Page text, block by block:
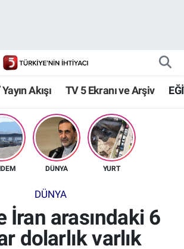
Yayın Akışı TV 5 Ekranı ve Arşiv
DÜNYA YURT
DÜNYA
İran arasındaki 6
dolarlık varlık
ve Arşiv